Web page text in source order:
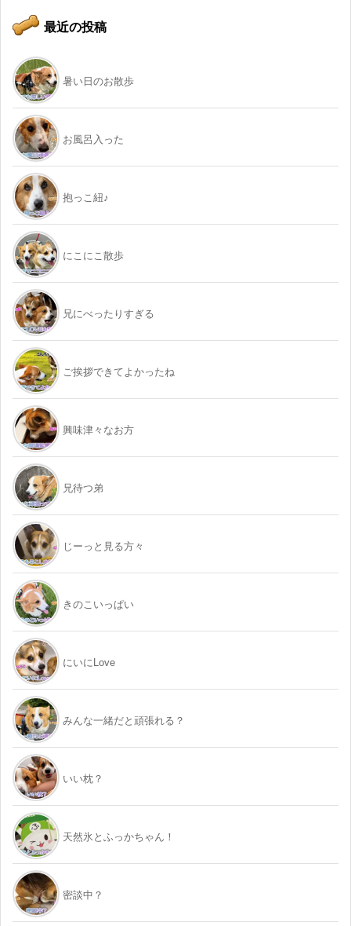
最近の投稿
暑い日のお散歩
お風呂入った
抱っこ紐♪
にこにこ散歩
兄にべったりすぎる
ご挨拶できてよかったね
興味津々なお方
兄待つ弟
じーっと見る方々
きのこいっぱい
にいにLove
みんな一緒だと頑張れる？
いい枕？
天然氷とふっかちゃん！
密談中？